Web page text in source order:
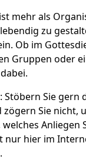
mehr als
zu
Ob im
Gruppen oder
Stöbern Sie gern
Sie nicht,
Anliegen
nur hier im